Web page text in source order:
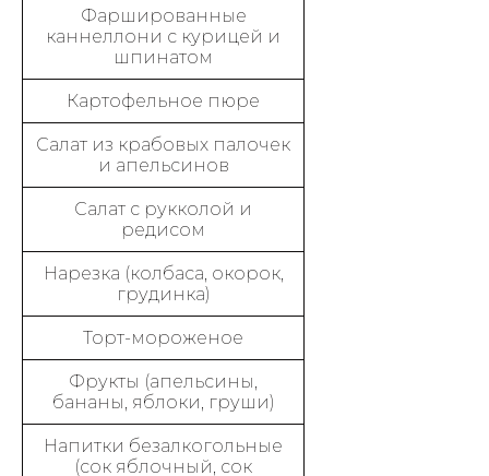
Фаршированные
каннеллони с курицей и
шпинатом
Картофельное пюре
Салат из крабовых палочек
и апельсинов
Салат с рукколой и
редисом
Нарезка (колбаса, окорок,
грудинка)
Торт-мороженое
Фрукты (апельсины,
бананы, яблоки, груши)
Напитки безалкогольные
(сок яблочный, сок